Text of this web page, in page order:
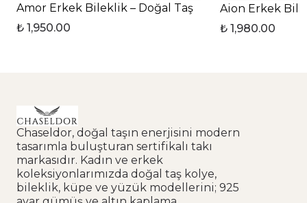
Amor Erkek Bileklik – Doğal Taş
₺ 1,950.00
Aion Erkek
₺ 1,980.00
Chaseldor, doğal taşın enerjisini modern
tasarımla buluşturan sertifikalı takı
markasıdır. Kadın ve erkek
koleksiyonlarımızda doğal taş kolye,
bileklik, küpe ve yüzük modellerini; 925